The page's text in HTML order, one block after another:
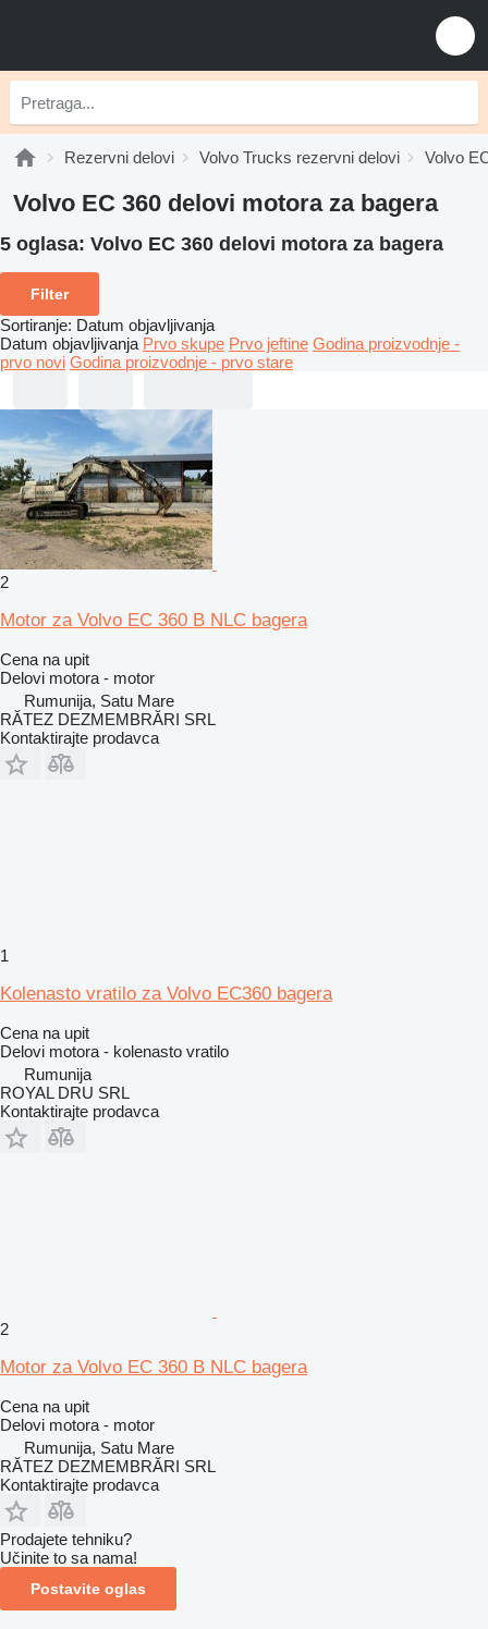
Rezervni delovi Volvo Trucks rezervni delovi Volvo
Volvo EC 360 delovi motora za bagerа
5 oglasa: Volvo EC 360 delovi motora za bagerа
Filter
Sortiranje: Datum objavljivanja
Datum objavljivanja Prvo skupe Prvo jeftine Godina proizvodnje -
prvo novi Godina proizvodnje - prvo stare
2
Motor za Volvo EC 360 B NLC bagera
Cena na upit
Delovi motora - motor
Rumunija, Satu Mare
RĂTEZ DEZMEMBRĂRI SRL
Kontaktirajte prodavca
1
Kolenasto vratilo za Volvo EC360 bagera
Cena na upit
Delovi motora - kolenasto vratilo
Rumunija
ROYAL DRU SRL
Kontaktirajte prodavca
2
Motor za Volvo EC 360 B NLC bagera
Cena na upit
Delovi motora - motor
Rumunija, Satu Mare
RĂTEZ DEZMEMBRĂRI SRL
Kontaktirajte prodavca
Prodajete tehniku?
Učinite to sa nama!
Postavite oglas